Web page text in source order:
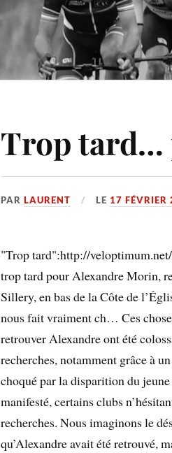
Trop tard…
PARLAURENT LE 17 FÉVRIER
"Trop tard":http://
trop tard pour Alexandre Morin,
Sillery, en bas de la Côte de
nous fait vraiment ch… Ces
retrouver Alexandre ont été
recherches, notamment grâce à
choqué par la disparition du
manifesté, certains clubs
recherches. Nous imaginons le
qu’Alexandre avait été retrouvé,